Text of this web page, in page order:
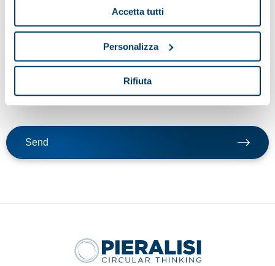
Accetta tutti
Personalizza
Rifiuta
By clicking send button, I confirm that I request the service
indicated in point a) of these guidelines; my consent to the
processing of data for the purposes of the service, including the
processing methods mentioned in these guidelines, including
Send